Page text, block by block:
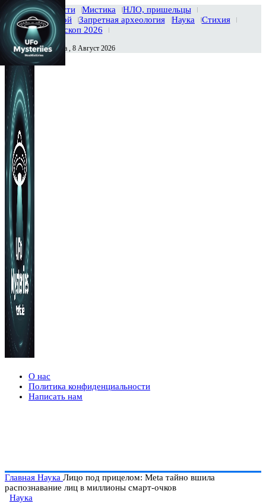
Главная Новости Мистика
НЛО, пришельцы
Тайны вселенной
Запретная археология Наука
Стихия
История
Гороскоп 2026
Сегодня Суббота , 8 Август 2026
О нас
Политика конфиденциальности
Написать нам
Главная Наука Лицо под прицелом: Meta тайно вшила
распознавание лиц в миллионы смарт-очков
Наука